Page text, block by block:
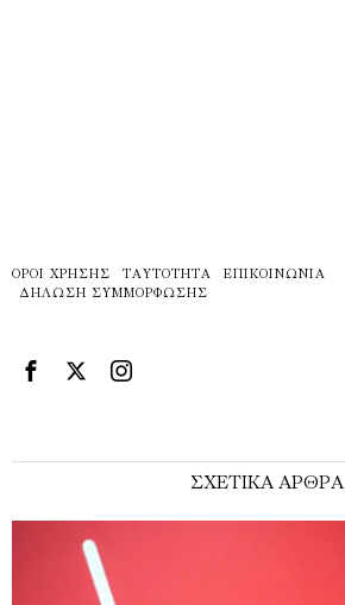
ΌΡΟΙ ΧΡΉΣΗΣ ΤΑΥΤΌΤΗΤΑ
ΕΠΙΚΟΙΝΩΝΊΑ
ΔΉΛΩΣΗ ΣΥΜΜΌΡΦΩΣΗΣ
ΣΧΕΤΙΚΑ ΑΡΘΡΑ